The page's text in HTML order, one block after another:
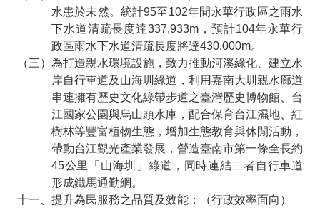
水患於未然。統計95至102年間永華行政區之雨水
下水道清疏長度達337,933m，預計104年永華行
政區雨水下水道清疏長度將達430,000m。
（三）為打造親水環境設施，致力推動河溪綠化、建立水
岸自行車道及山海圳綠道，利用嘉南大圳親水廊道
串連擁有歷史文化綠帶步道之臺灣歷史博物館、台
江國家公園與烏山頭水庫，配合保育台江濕地、紅
樹林等豐富植物生態，增加生態教育與休閒活動，
帶動台江觀光產業發展，營造臺南市第一條全長約
45公里「山海圳」綠道，同時連結二者自行車道
形成鐵馬通勤網。
十一、提升為民服務之品質及效能：（行政效率面向）